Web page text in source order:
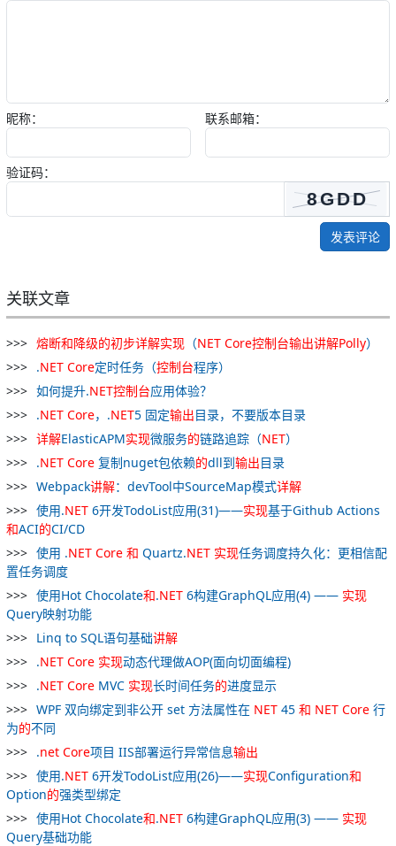
昵称： 联系邮箱：
验证码：
发表评论
关联文章
熔断和降级的初步详解实现 （NET Core控制台输出讲解Polly）
.NET Core定时任务（控制台程序）
如何提升.NET控制台应用体验？
.NET Core，.NET5 固定输出目录，不要版本目录
详解ElasticAPM实现微服务的链路追踪（NET）
.NET Core 复制nuget包依赖的dll到输出目录
Webpack讲解：devTool中SourceMap模式详解
使用.NET 6开发TodoList应用(31)——实现基于Github Actions
和ACI的CI/CD
使用 .NET Core 和 Quartz.NET 实现任务调度持久化：更相信配
置任务调度
使用Hot Chocolate和.NET 6构建GraphQL应用(4) —— 实现
Query映射功能
Linq to SQL语句基础讲解
.NET Core 实现动态代理做AOP(面向切面编程)
.NET Core MVC 实现长时间任务的进度显示
WPF 双向绑定到非公开 set 方法属性在 NET 45 和 NET Core 行
为的不同
.net Core项目 IIS部署运行异常信息输出
使用.NET 6开发TodoList应用(26)——实现Configuration和
Option的强类型绑定
使用Hot Chocolate和.NET 6构建GraphQL应用(3) —— 实现
Query基础功能